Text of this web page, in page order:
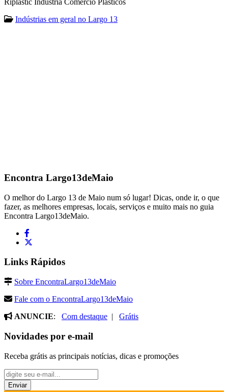
Riplastic Indústria Comércio Plásticos
Indústrias em geral no Largo 13
Encontra Largo13deMaio
O melhor do Largo 13 de Maio num só lugar! Dicas, onde ir, o que
fazer, as melhores empresas, locais, serviços e muito mais no guia
Encontra Largo13deMaio.
Links Rápidos
Sobre EncontraLargo13deMaio
Fale com o EncontraLargo13deMaio
ANUNCIE: Com destaque | Grátis
Novidades por e-mail
Receba grátis as principais notícias, dicas e promoções